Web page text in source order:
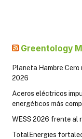
Greentology
Planeta Hambre
2026
Aceros eléctricos
energéticos más
WESS 2026 frente al
TotalEnergies